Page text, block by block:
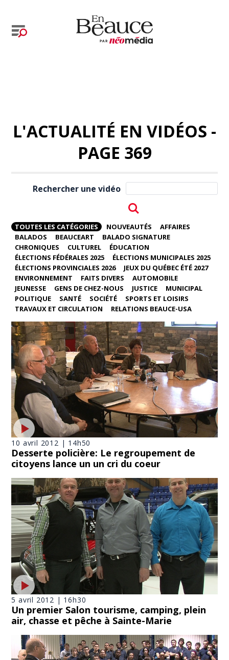
L'ACTUALITÉ EN VIDÉOS -
PAGE 369
Rechercher une vidéo
TOUTES LES CATÉGORIES NOUVEAUTÉS
AFFAIRES
BALADOS
BEAUCEART
BALADO SIGNATURE
CHRONIQUES
CULTUREL
ÉDUCATION
ÉLECTIONS FÉDÉRALES 2025
ÉLECTIONS MUNICIPALES 2025
ÉLECTIONS PROVINCIALES 2026
JEUX DU QUÉBEC ÉTÉ 2027
ENVIRONNEMENT
FAITS DIVERS
AUTOMOBILE
JEUNESSE
GENS DE CHEZ-NOUS JUSTICE
MUNICIPAL
POLITIQUE
SANTÉ SOCIÉTÉ
SPORTS ET LOISIRS
TRAVAUX ET CIRCULATION
RELATIONS BEAUCE-USA
10 avril 2012 | 14h50
Desserte policière: Le regroupement de
citoyens lance un un cri du coeur
5 avril 2012 | 16h30
Un premier Salon tourisme, camping, plein
air, chasse et pêche à Sainte-Marie